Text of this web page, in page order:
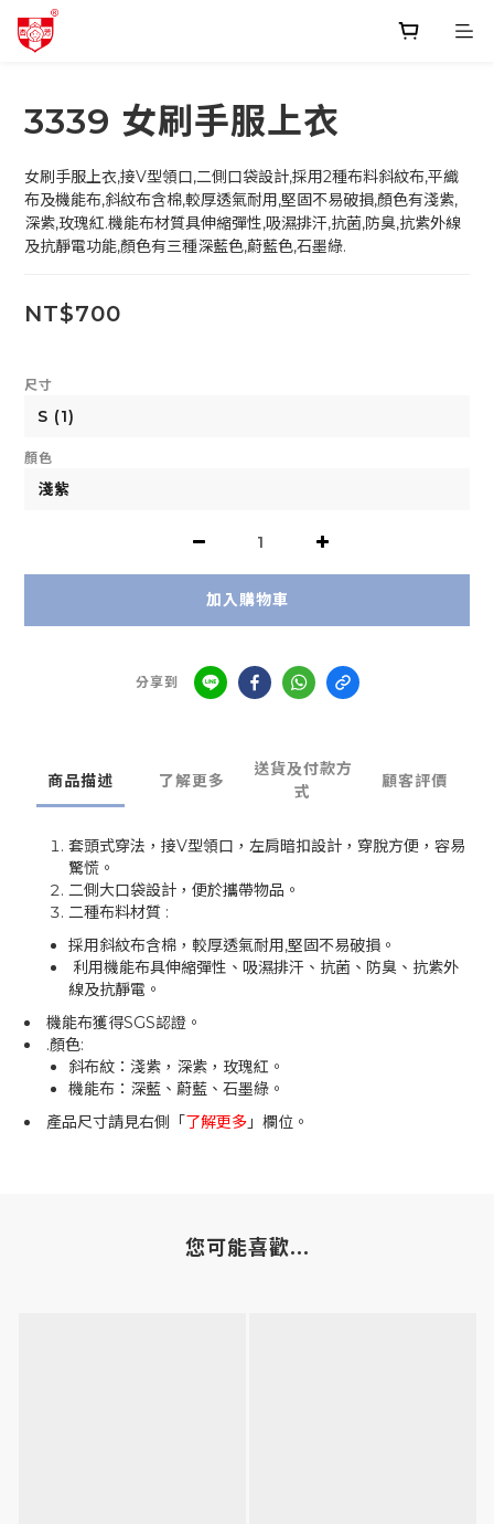
3339 女刷手服上衣
女刷手服上衣,接V型領口,二側口袋設計,採用2種布料斜紋布,平織
布及機能布,斜紋布含棉,較厚透氣耐用,堅固不易破損,顏色有淺紫,
深紫,玫瑰紅.機能布材質具伸縮彈性,吸濕排汗,抗菌,防臭,抗紫外線
及抗靜電功能,顏色有三種深藍色,蔚藍色,石墨綠.
NT$700
尺寸
顏色
加入購物車
分享到
商品描述 了解更多
送貨及付款方
式
顧客評價
套頭式穿法，接V型領口，左肩暗扣設計，穿脫方便，容易
驚慌。
二側大口袋設計，便於攜帶物品。
二種布料材質 :
採用斜紋布含棉，較厚透氣耐用,堅固不易破損。
利用機能布具伸縮彈性、吸濕排汗、抗菌、防臭、抗紫外
線及抗靜電。
機能布獲得SGS認證。
.顏色:
斜布紋：淺紫，深紫，玫瑰紅。
機能布：深藍、蔚藍、石墨綠。
產品尺寸請見右側「了解更多 」欄位。
您可能喜歡...